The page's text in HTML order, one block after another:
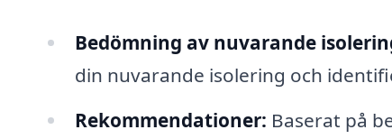
Bedömning av nuvarande
din nuvarande isolering och
Rekommendationer: Baserat på